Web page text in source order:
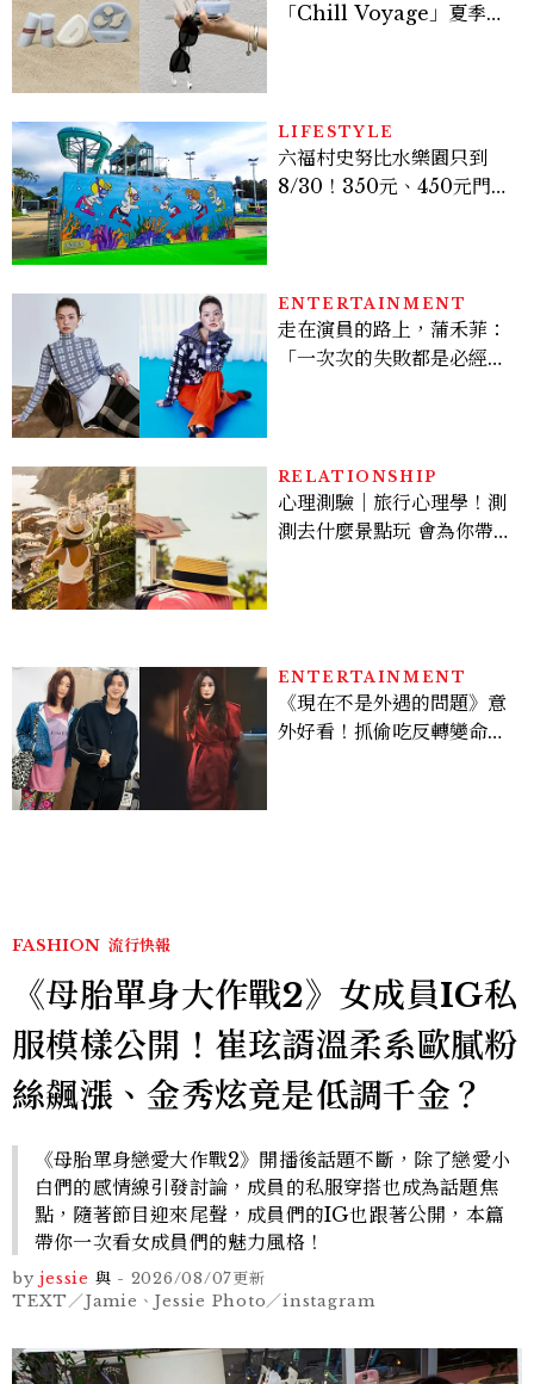
「Chill Voyage」夏季限
LIFESTYLE
六福村史努比水樂園只到
8/30！350元、450元門票
ENTERTAINMENT
走在演員的路上，蒲禾菲：
「一次次的失敗都是必經過
RELATIONSHIP
心理測驗｜旅行心理學！測
測去什麼景點玩 會為你帶來
ENTERTAINMENT
《現在不是外遇的問題》意
外好看！抓偷吃反轉變命
FASHION 流行快報
《母胎單身大作戰2》女成員IG私
服模樣公開！崔玹諝溫柔系歐膩粉
絲飆漲、金秀炫竟是低調千金？
《母胎單身戀愛大作戰2》開播後話題不斷，除了戀愛小
白們的感情線引發討論，成員的私服穿搭也成為話題焦
點，隨著節目迎來尾聲，成員們的IG也跟著公開，本篇
帶你一次看女成員們的魅力風格！
by jessie 與 - 2026/08/07更新
TEXT／Jamie、Jessie Photo／instagram